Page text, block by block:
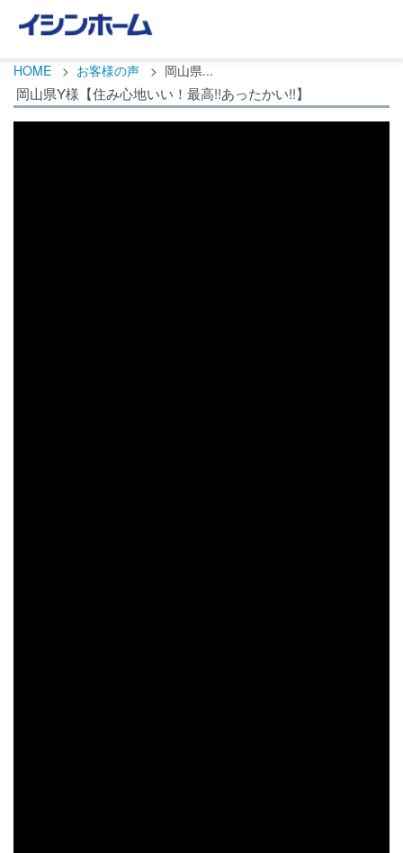
HOME お客様の声 岡山県...
岡山県Y様【住み心地いい！最高!!あったかい!!】